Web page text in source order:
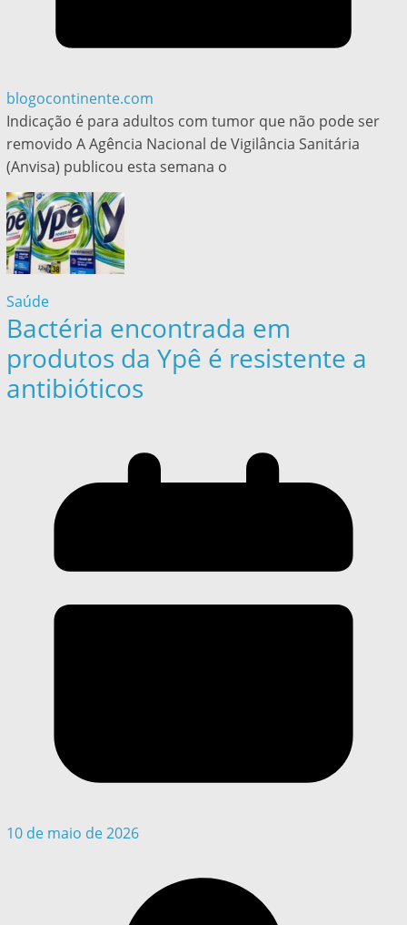
blogocontinente.com
Indicação é para adultos com tumor que não pode ser
removido A Agência Nacional de Vigilância Sanitária
(Anvisa) publicou esta semana o
Saúde
Bactéria encontrada em
produtos da Ypê é resistente a
antibióticos
10 de maio de 2026